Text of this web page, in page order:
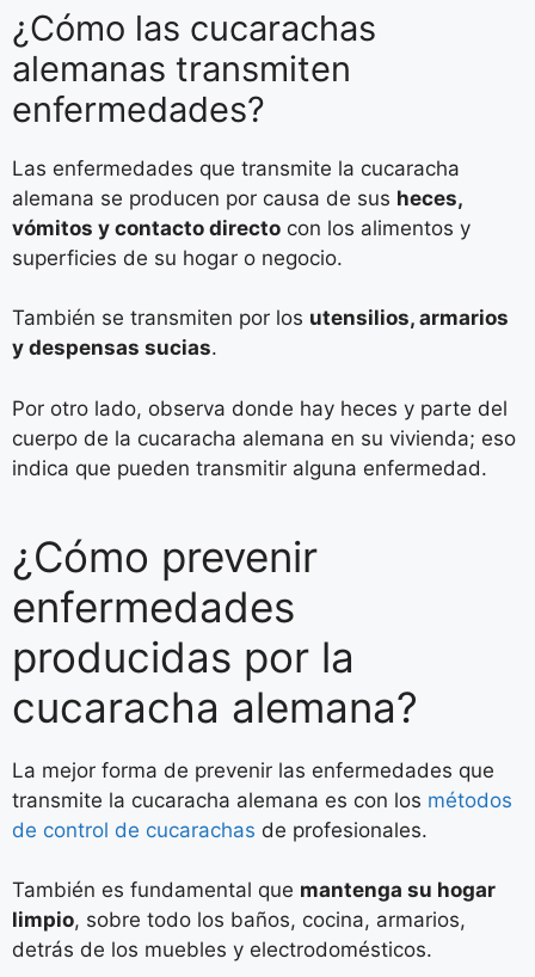
¿Cómo las cucarachas
alemanas transmiten
enfermedades?
Las enfermedades que transmite la cucaracha
alemana se producen por causa de sus heces,
vómitos y contacto directo con los alimentos y
superficies de su hogar o negocio.
También se transmiten por los utensilios, armarios
y despensas sucias.
Por otro lado, observa donde hay heces y parte del
cuerpo de la cucaracha alemana en su vivienda; eso
indica que pueden transmitir alguna enfermedad.
¿Cómo prevenir
enfermedades
producidas por la
cucaracha alemana?
La mejor forma de prevenir las enfermedades que
transmite la cucaracha alemana es con los métodos
de control de cucarachas de profesionales.
También es fundamental que mantenga su hogar
limpio, sobre todo los baños, cocina, armarios,
detrás de los muebles y electrodomésticos.